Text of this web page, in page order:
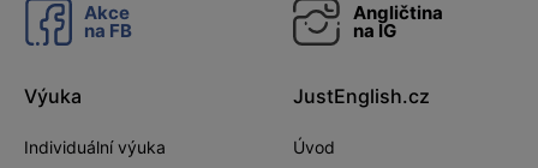
Akce
na FB
Angličtina
na IG
Výuka
Individuální výuka
JustEnglish.cz
Úvod